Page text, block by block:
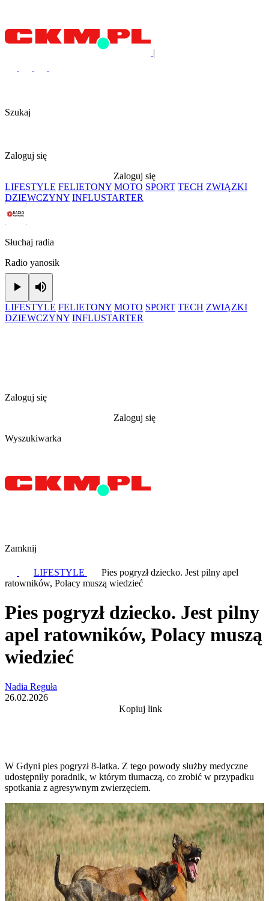
|
Szukaj
Zaloguj się
Zaloguj się
LIFESTYLE FELIETONY MOTO SPORT TECH ZWIĄZKI
DZIEWCZYNY INFLUSTARTER
Słuchaj radia
Radio yanosik
Play
LIFESTYLE FELIETONY MOTO SPORT TECH ZWIĄZKI
DZIEWCZYNY INFLUSTARTER
Zaloguj się
Zaloguj się
Wyszukiwarka
Zamknij
LIFESTYLE
Pies pogryzł dziecko. Jest pilny apel
ratowników, Polacy muszą wiedzieć
Pies pogryzł dziecko. Jest pilny
apel ratowników, Polacy muszą
wiedzieć
Nadia Reguła
26.02.2026
Kopiuj link
W Gdyni pies pogryzł 8-latka. Z tego powody służby medyczne
udostępniły poradnik, w którym tłumaczą, co zrobić w przypadku
spotkania z agresywnym zwierzęciem.